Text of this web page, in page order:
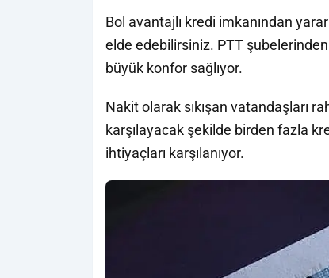
Bol avantajlı kredi imkanından
elde edebilirsiniz. PTT
büyük konfor sağlıyor.
Nakit olarak sıkışan vatandaşları
karşılayacak şekilde birden fazla
ihtiyaçları karşılanıyor.